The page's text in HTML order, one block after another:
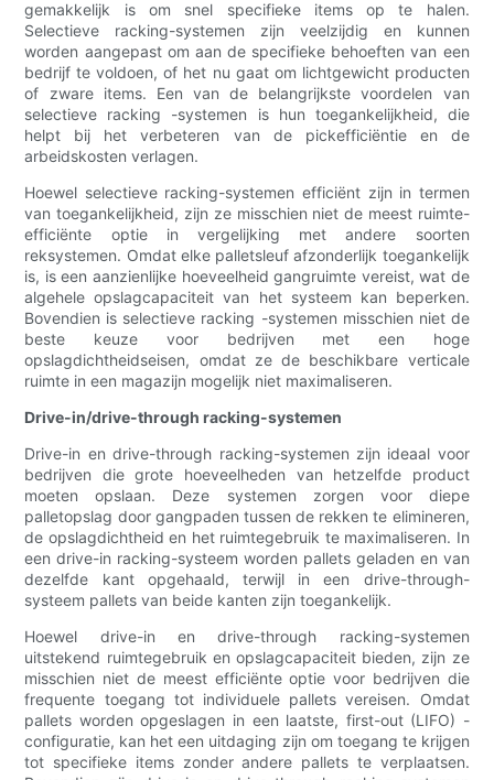
gemakkelijk is om snel specifieke items op te halen.
Selectieve racking-systemen zijn veelzijdig en kunnen
worden aangepast om aan de specifieke behoeften van een
bedrijf te voldoen, of het nu gaat om lichtgewicht producten
of zware items. Een van de belangrijkste voordelen van
selectieve racking -systemen is hun toegankelijkheid, die
helpt bij het verbeteren van de pickefficiëntie en de
arbeidskosten verlagen.
Hoewel selectieve racking-systemen efficiënt zijn in termen
van toegankelijkheid, zijn ze misschien niet de meest ruimte-
efficiënte optie in vergelijking met andere soorten
reksystemen. Omdat elke palletsleuf afzonderlijk toegankelijk
is, is een aanzienlijke hoeveelheid gangruimte vereist, wat de
algehele opslagcapaciteit van het systeem kan beperken.
Bovendien is selectieve racking -systemen misschien niet de
beste keuze voor bedrijven met een hoge
opslagdichtheidseisen, omdat ze de beschikbare verticale
ruimte in een magazijn mogelijk niet maximaliseren.
Drive-in/drive-through racking-systemen
Drive-in en drive-through racking-systemen zijn ideaal voor
bedrijven die grote hoeveelheden van hetzelfde product
moeten opslaan. Deze systemen zorgen voor diepe
palletopslag door gangpaden tussen de rekken te elimineren,
de opslagdichtheid en het ruimtegebruik te maximaliseren. In
een drive-in racking-systeem worden pallets geladen en van
dezelfde kant opgehaald, terwijl in een drive-through-
systeem pallets van beide kanten zijn toegankelijk.
Hoewel drive-in en drive-through racking-systemen
uitstekend ruimtegebruik en opslagcapaciteit bieden, zijn ze
misschien niet de meest efficiënte optie voor bedrijven die
frequente toegang tot individuele pallets vereisen. Omdat
pallets worden opgeslagen in een laatste, first-out (LIFO) -
configuratie, kan het een uitdaging zijn om toegang te krijgen
tot specifieke items zonder andere pallets te verplaatsen.